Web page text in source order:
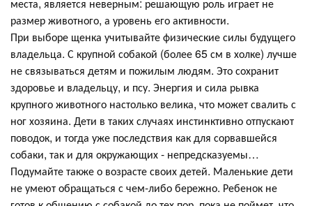
места, является неверным: решающую роль играет не
размер животного, а уровень его активности.
При выборе щенка учитывайте физические силы будущего
владельца. С крупной собакой (более 65 см в холке) лучше
не связываться детям и пожилым людям. Это сохранит
здоровье и владельцу, и псу. Энергия и сила рывка
крупного животного настолько велика, что может свалить с
ног хозяина. Дети в таких случаях инстинктивно отпускают
поводок, и тогда уже последствия как для сорвавшейся
собаки, так и для окружающих - непредсказуемы…
Подумайте также о возрасте своих детей. Маленькие дети
не умеют обращаться с чем-либо бережно. Ребенок не